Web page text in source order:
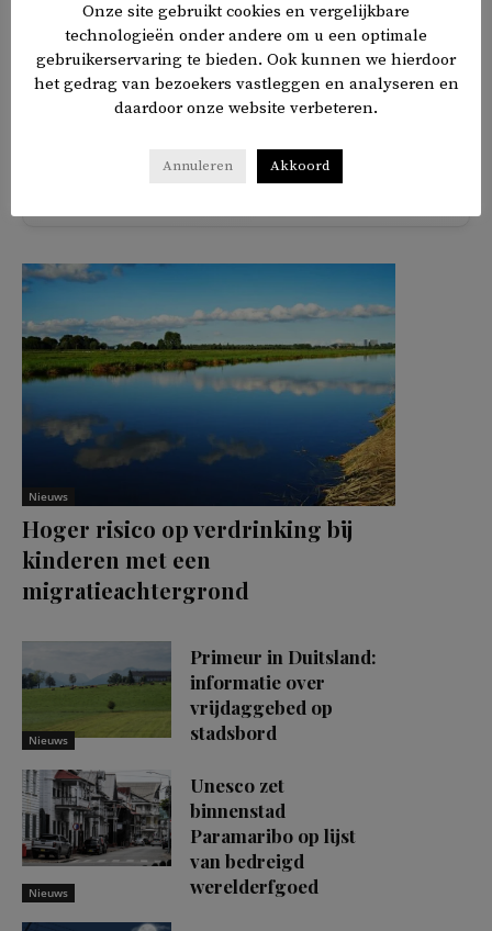
organiseerden een tegendemonstratie. De politie was
zaterdag massaal aanwezig, om clashes tussen beide
groepen demonstranten te voorkomen.
in
Nieuws
Hoger risico op verdrinking bij
kinderen met een
migratieachtergrond
Nieuws
Primeur in Duitsland:
informatie over
vrijdaggebed op
stadsbord
Nieuws
Unesco zet
binnenstad
Paramaribo op lijst
van bedreigd
werelderfgoed
Onze site gebruikt cookies en vergelijkbare
technologieën onder andere om u een optimale
gebruikerservaring te bieden. Ook kunnen we hierdoor
het gedrag van bezoekers vastleggen en analyseren en
daardoor onze website verbeteren.
Annuleren Akkoord